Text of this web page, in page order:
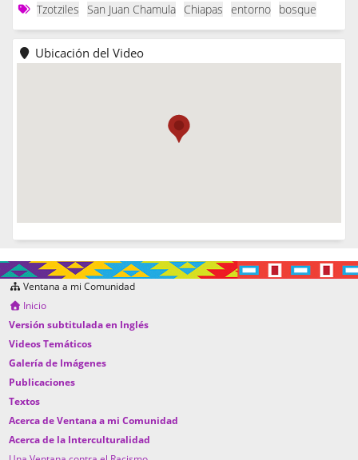
Tzotziles
San Juan Chamula Chiapas entorno bosque
Ubicación del Video
Ventana a mi Comunidad
Inicio
Versión subtitulada en Inglés
Videos Temáticos
Galería de Imágenes
Publicaciones
Textos
Acerca de Ventana a mi Comunidad
Acerca de la Interculturalidad